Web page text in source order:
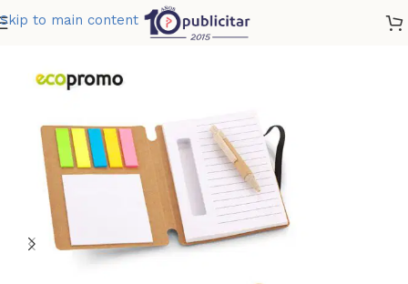
Skip to main content
LIBRETA POLLUX ECO